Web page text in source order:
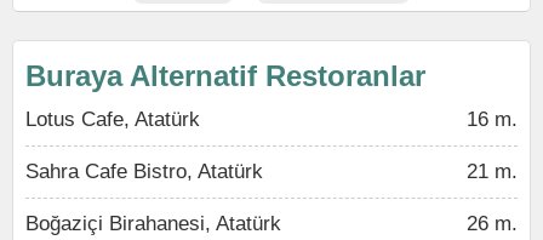
Buraya Alternatif Restoranlar
Lotus Cafe, Atatürk 16 m.
Sahra Cafe Bistro, Atatürk 21 m.
Boğaziçi Birahanesi, Atatürk 26 m.